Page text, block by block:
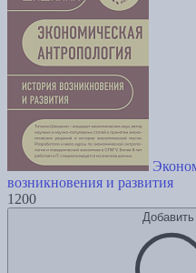
возникновения и развития
1200